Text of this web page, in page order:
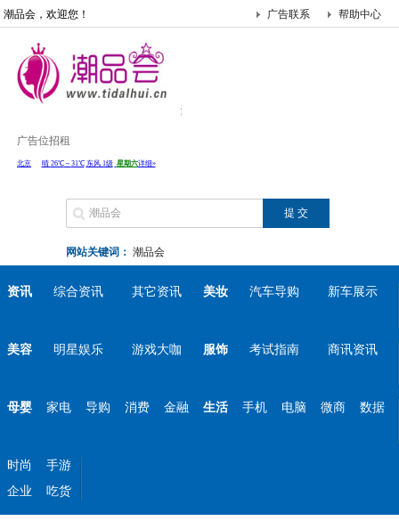
潮品会，欢迎您！ 帮助中心
广告联系
广告位招租
网站关键词： 潮品会
资讯 综合资讯 其它资讯 美妆 汽车导购 新车展示
美容 明星娱乐 游戏大咖 服饰 考试指南 商讯资讯
母婴 家电 导购 消费 金融 生活 手机 电脑 微商 数据
时尚
手游
企业
吃货